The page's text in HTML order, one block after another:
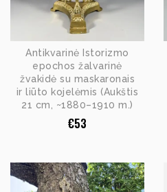
Antikvarinė Istorizmo
epochos žalvarinė
žvakidė su maskaronais
ir liūto kojelėmis (Aukštis
21 cm, ~1880–1910 m.)
€53